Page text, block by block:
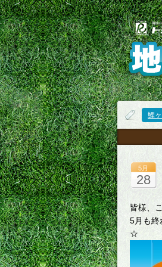
鯉
5月
28
皆様、
5月も終
☆